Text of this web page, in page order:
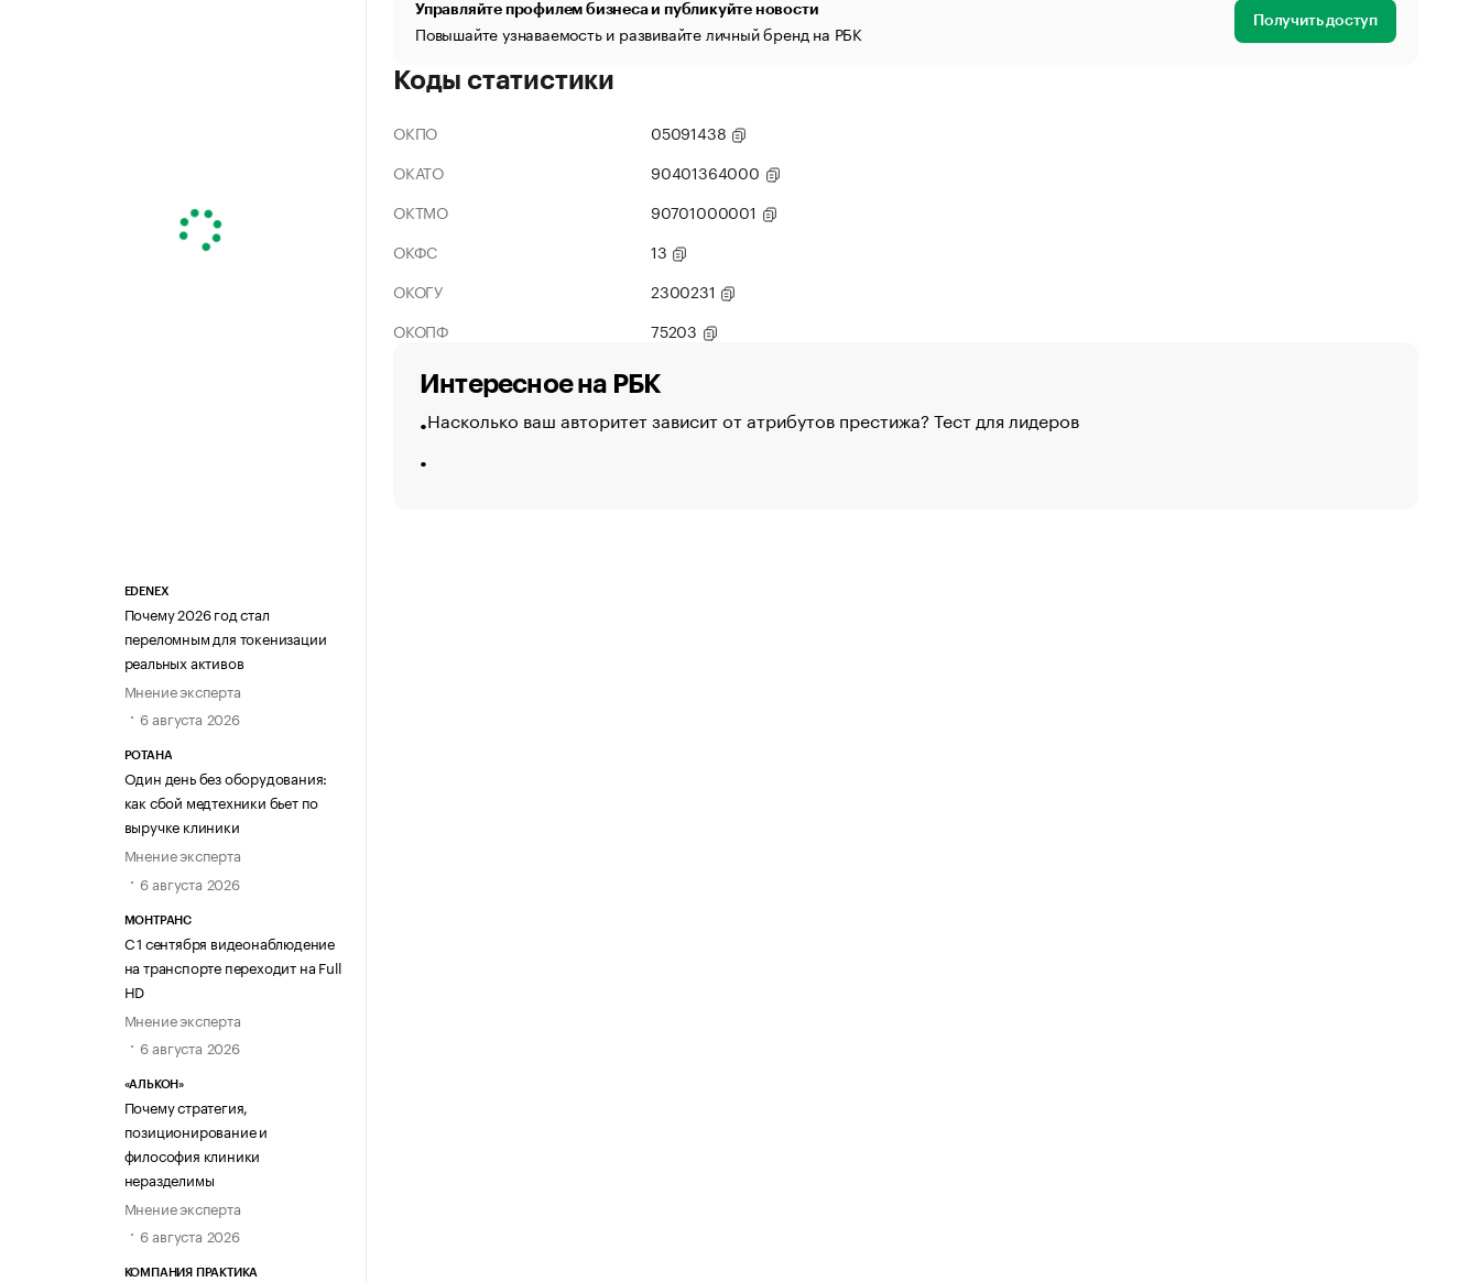
EDENEX
Почему 2026 год стал
переломным для токенизации
реальных активов
Мнение эксперта
6 августа 2026
РОТАНА
Один день без оборудования:
как сбой медтехники бьет по
выручке клиники
Мнение эксперта
6 августа 2026
МОНТРАНС
С 1 сентября видеонаблюдение
на транспорте переходит на Full
HD
Мнение эксперта
6 августа 2026
«АЛЬКОН»
Почему стратегия,
позиционирование и
философия клиники
неразделимы
Мнение эксперта
6 августа 2026
КОМПАНИЯ ПРАКТИКА
Управляйте профилем бизнеса и публикуйте новости
Повышайте узнаваемость и развивайте личный бренд на РБК Получить доступ
Коды статистики
ОКПО
05091438
ОКАТО
90401364000
ОКТМО
90701000001
ОКФС
13
ОКОГУ
2300231
ОКОПФ
75203
Интересное на РБК
Насколько ваш авторитет зависит от атрибутов престижа? Тест для лидеров